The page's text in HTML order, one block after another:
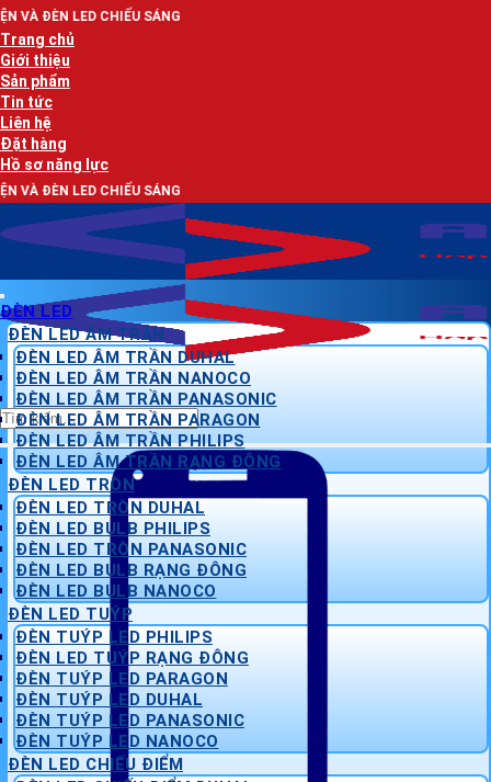
Bỏ
qua
nội
dung
Trang chủ
Giới thiệu
Sản phẩm
Tin tức
Liên hệ
Đặt hàng
Hồ sơ năng lực
Tìm
kiếm:
ĐÈN LED
ĐÈN LED ÂM TRẦN
ĐÈN LED ÂM TRẦN DUHAL
ĐÈN LED ÂM TRẦN NANOCO
ĐÈN LED ÂM TRẦN PANASONIC
ĐÈN LED ÂM TRẦN PARAGON
ĐÈN LED ÂM TRẦN PHILIPS
ĐÈN LED ÂM TRẦN RẠNG ĐÔNG
ĐÈN LED TRÒN
ĐÈN LED TRÒN DUHAL
ĐÈN LED BULB PHILIPS
ĐÈN LED TRÒN PANASONIC
ĐÈN LED BULB RẠNG ĐÔNG
ĐÈN LED BULB NANOCO
ĐÈN LED TUÝP
ĐÈN TUÝP LED PHILIPS
ĐÈN LED TUÝP RẠNG ĐÔNG
ĐÈN TUÝP LED PARAGON
ĐÈN TUÝP LED DUHAL
ĐÈN TUÝP LED PANASONIC
ĐÈN TUÝP LED NANOCO
ĐÈN LED CHIẾU ĐIỂM